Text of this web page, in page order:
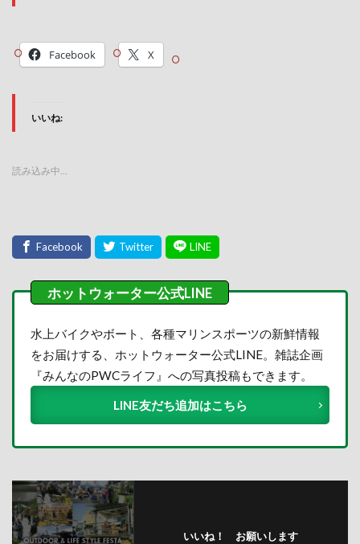
Facebook X
いいね:
読み込み中…
水上バイクやボート、各種マリンスポーツの新鮮情報
をお届けする、ホットウォーター公式LINE。雑誌企画
『みんなのPWCライフ』への写真投稿もできます。
LINE友だち追加はこちら
いいね！ お願いします